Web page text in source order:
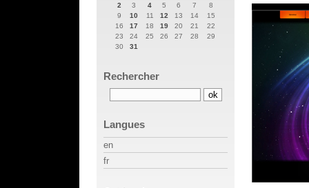
2
3 4 5 6 7
8
9
10 11 12 13 14
15
16
17 18 19 20 21
22
23
24 25 26 27 28
29
30
31
Rechercher
Langues
en
fr